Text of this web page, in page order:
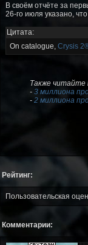
В своём отчёте за
26-го июля указано,
Цитата:
On catalogue, Crysis
Также читайте
- 3 миллиона
- 2 миллиона
Рейтинг:
Пользовательская
Комментарии: